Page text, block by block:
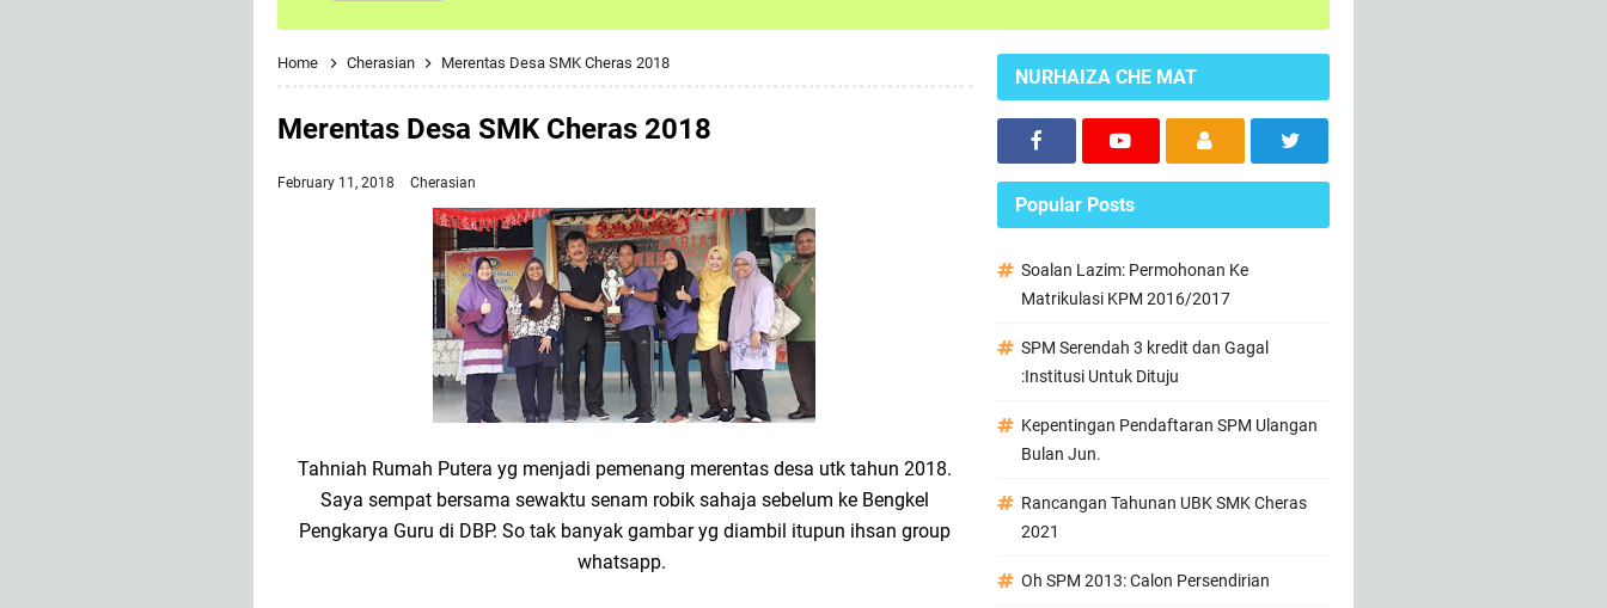
Home Cherasian Merentas Desa SMK Cheras 2018
Merentas Desa SMK Cheras 2018
February 11, 2018 Cherasian
Tahniah Rumah Putera yg menjadi pemenang merentas desa utk tahun 2018.
Saya sempat bersama sewaktu senam robik sahaja sebelum ke Bengkel
Pengkarya Guru di DBP. So tak banyak gambar yg diambil itupun ihsan group
whatsapp.
NURHAIZA CHE MAT
Popular Posts
Soalan Lazim: Permohonan Ke
Matrikulasi KPM 2016/2017
SPM Serendah 3 kredit dan Gagal
:Institusi Untuk Dituju
Kepentingan Pendaftaran SPM Ulangan
Bulan Jun.
Rancangan Tahunan UBK SMK Cheras
2021
Oh SPM 2013: Calon Persendirian